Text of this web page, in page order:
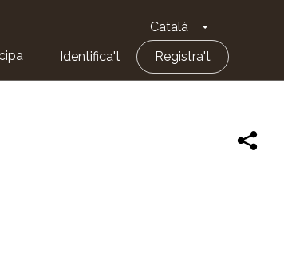
Català Toggle
Identifica't Registra't